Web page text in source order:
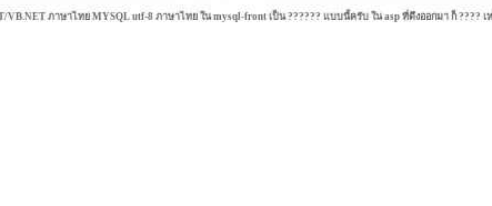
VB.NET ภาษาไทย MYSQL utf-8 ภาษาไทย ใน mysql-front เป็น ?????? แบบนี้ครับ ใน asp ที่ดึงออกมา ก็ ???? เ